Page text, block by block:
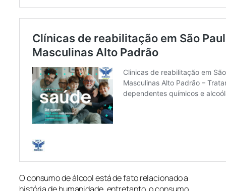
O consumo de álcool está de fato relacionado a